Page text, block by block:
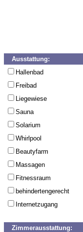
Ausstattung:
Hallenbad
Freibad
Liegewiese
Sauna
Solarium
Whirlpool
Beautyfarm
Massagen
Fitnessraum
behindertengerecht
Internetzugang
Zimmerausstattung: